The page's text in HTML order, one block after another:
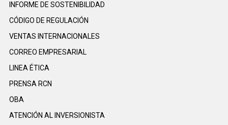
INFORME DE SOSTENIBILIDAD
CÓDIGO DE REGULACIÓN
VENTAS INTERNACIONALES
CORREO EMPRESARIAL
LINEA ÉTICA
PRENSA RCN
OBA
ATENCIÓN AL INVERSIONISTA